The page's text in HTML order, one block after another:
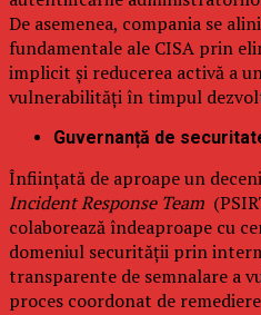
De asemenea, compania se
fundamentale ale CISA prin
implicit și reducerea activă a
vulnerabilități în timpul
Guvernanță de
Înființată de aproape un
Incident Response Team
colaborează îndeaproape cu
domeniul securității prin
transparente de semnalare a
proces coordonat de